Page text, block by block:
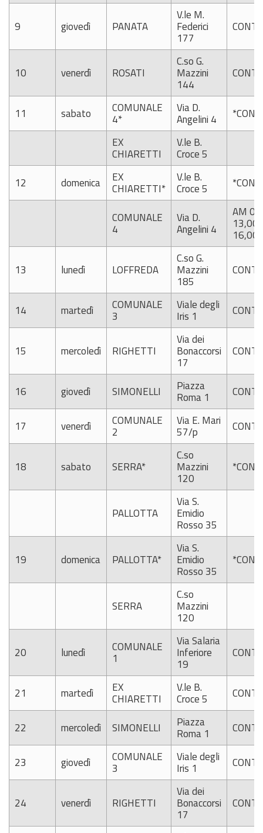
9 giovedì PANATA
V.le M.
Federici
177
10 venerdì ROSATI
C.so G.
Mazzini
144
11 sabato COMUNALE
4*
Via D.
Angelini 4
EX
CHIARETTI
V.le B.
Croce 5
12
domenica EX
CHIARETTI*
V.le B.
Croce 5
COMUNALE
4
Via D.
Angelini 4
AM
13,00
13 lunedì LOFFREDA
C.so G.
Mazzini
185
14 martedì COMUNALE
3
Viale degli
Iris 1
15 mercoledì RIGHETTI
Via dei
Bonaccorsi
17
16 giovedì SIMONELLI Piazza
Roma 1
17 venerdì COMUNALE
2
Via E. Mari
57/p
18 sabato SERRA*
C.so
Mazzini
120
PALLOTTA
Via S.
Emidio
Rosso 35
19 domenica PALLOTTA*
Via S.
Emidio
Rosso 35
SERRA
C.so
Mazzini
120
20 lunedì COMUNALE
1
Via Salaria
Inferiore
19
21 martedì EX
CHIARETTI
V.le B.
Croce 5
22 mercoledì SIMONELLI Piazza
Roma 1
23 giovedì COMUNALE
3
Viale degli
Iris 1
24 venerdì RIGHETTI
Via dei
Bonaccorsi
17